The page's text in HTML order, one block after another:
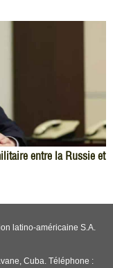
entre la Russie et
latino-américaine S.A.
Cuba. Téléphone :